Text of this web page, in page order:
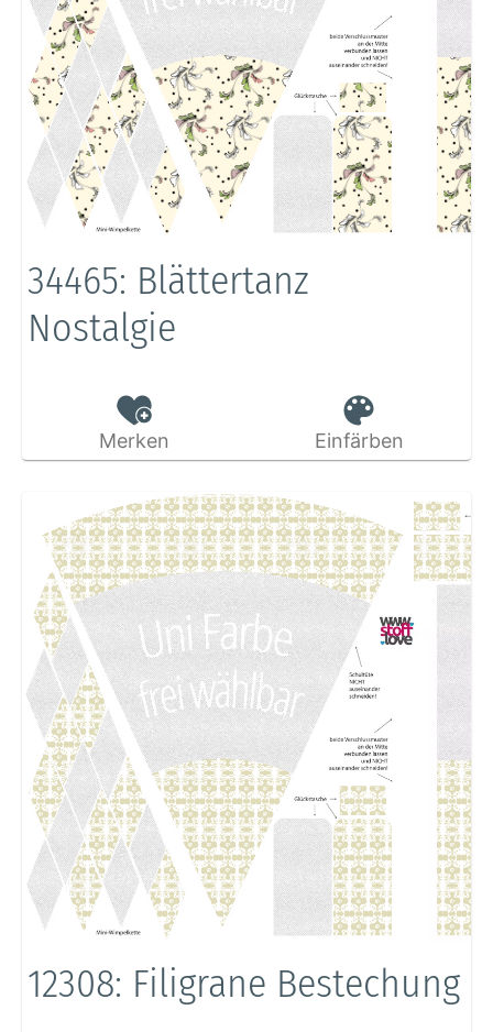
34465: Blättertanz
Nostalgie
Merken Einfärben
12308: Filigrane Bestechung